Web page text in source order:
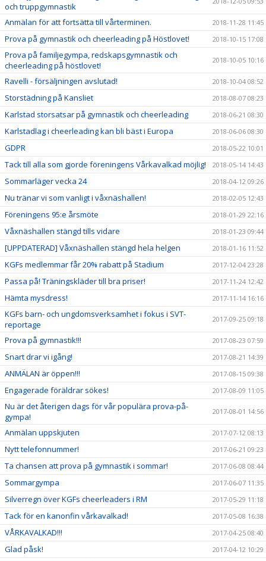
och truppgymnastik
Anmälan för att fortsätta till vårterminen. 2018-11-28 11:45
Prova på gymnastik och cheerleading på Höstlovet! 2018-10-15 17:08
Prova på familjegympa, redskapsgymnastik och
cheerleading på höstlovet!
2018-10-05 10:16
Ravelli - försäljningen avslutad! 2018-10-04 08:52
Storstädning på Kansliet 2018-08-07 08:23
Karlstad storsatsar på gymnastik och cheerleading 2018-06-21 08:30
Karlstadlag i cheerleading kan bli bäst i Europa 2018-06-06 08:30
GDPR 2018-05-22 10:01
Tack till alla som gjorde föreningens Vårkavalkad möjlig! 2018-05-14 14:43
Sommarläger vecka 24 2018-04-12 09:26
Nu tränar vi som vanligt i våxnäshallen! 2018-02-05 12:43
Föreningens 95:e årsmöte 2018-01-29 22:16
Våxnäshallen stängd tills vidare 2018-01-23 09:44
[UPPDATERAD] Våxnäshallen stängd hela helgen 2018-01-16 11:52
KGFs medlemmar får 20% rabatt på Stadium 2017-12-04 23:28
Passa på! Träningskläder till bra priser! 2017-11-24 12:42
Hämta mysdress! 2017-11-14 16:16
KGFs barn- och ungdomsverksamhet i fokus i SVT-
reportage
2017-09-25 09:18
Prova på gymnastik!!! 2017-08-23 07:59
Snart drar vi igång! 2017-08-21 14:39
ANMÄLAN är öppen!!! 2017-08-15 09:38
Engagerade föräldrar sökes! 2017-08-09 11:05
Nu är det återigen dags för vår populära prova-på-
gympa!
2017-08-01 14:56
Anmälan uppskjuten 2017-07-12 08:13
Nytt telefonnummer! 2017-06-21 09:23
Ta chansen att prova på gymnastik i sommar! 2017-06-08 08:44
Sommargympa 2017-06-07 11:35
Silverregn över KGFs cheerleaders i RM 2017-05-29 11:18
Tack för en kanonfin vårkavalkad! 2017-05-08 16:38
VÅRKAVALKAD!!! 2017-04-25 08:40
Glad påsk! 2017-04-12 10:29